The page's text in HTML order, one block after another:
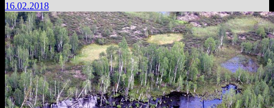
16.02.2018